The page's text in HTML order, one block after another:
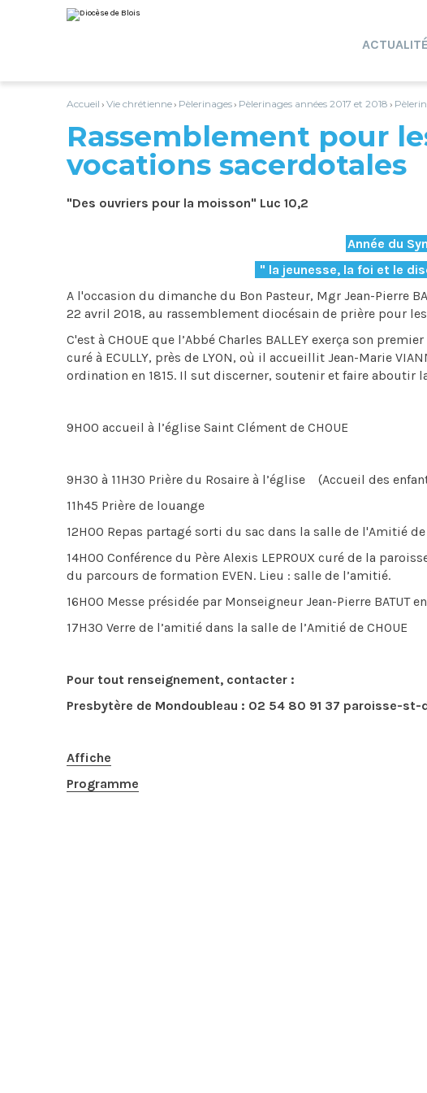
au
contenu.
personnels
ACTUALITÉ
Accueil › Vie chrétienne› Pèlerinages› Pèlerinages années 2017 et 2018 ›
Rassemblement pour
vocations sacerdotales
"Des ouvriers pour la moisson" Luc 10,2
Année du
" la jeunesse, la foi et le
A l'occasion du dimanche du Bon Pasteur, Mgr Jean-Pierre
22 avril 2018, au rassemblement diocésain de prière pour
C'est à CHOUE que l’Abbé Charles BALLEY exerça son
curé à ECULLY, près de LYON, où il accueillit Jean-Marie
ordination en 1815. Il sut discerner, soutenir et faire aboutir
9H00 accueil à l’église Saint Clément de CHOUE
9H30 à 11H30 Prière du Rosaire à l’église (Accueil des
11h45 Prière de louange
12H00 Repas partagé sorti du sac dans la salle de l'Amitié de
14H00 Conférence du Père Alexis LEPROUX curé de la
du parcours de formation EVEN. Lieu : salle de l’amitié.
16H00 Messe présidée par Monseigneur Jean-Pierre BATUT
17H30 Verre de l’amitié dans la salle de l’Amitié de CHOUE
Pour tout renseignement, contacter :
Presbytère de Mondoubleau : 02 54 80 91 37 paroisse-st-
Affiche
Programme